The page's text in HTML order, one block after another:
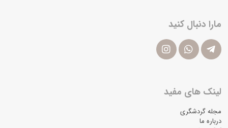
مارا دنبال کنید
لینک های مفید
مجله گردشگری
درباره ما